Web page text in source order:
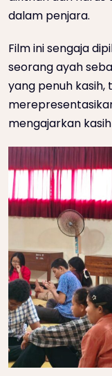
dalam penjara.
Film ini sengaja
seorang ayah
yang penuh kasih,
mengajarkan